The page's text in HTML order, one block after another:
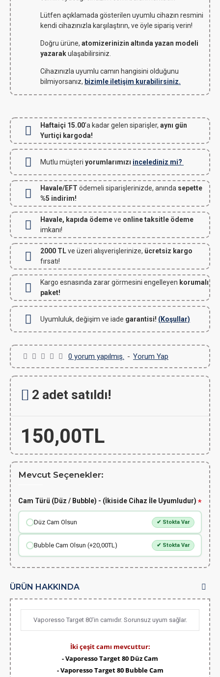
Lütfen açıklamada gösterilen uyumlu cihazın resmini
kendi cihazınızla karşılaştırın, ve öyle sipariş verin!
Doğru ürüne, atomizerinizin altında yazan modeli
yazarakulaşabilirsiniz.
Cihazınızla uyumlu camın hangisini olduğunu
bilmiyorsanız, bizimle iletişim kurabilirsiniz.
Haftaiçi 15.00'a kadar gelen siparişler, aynı gün
Yurtiçi kargoda!
Mutlu müşteri yorumlarımızı incelediniz mi?
Havale/EFT ödemeli siparişlerinizde, anında sepette
%5 indirim!
Havale, kapıda ödemeve online taksitle ödeme
imkanı!
2000 TLve üzeri alışverişlerinize, ücretsiz kargo
fırsatı!
Kargo esnasında zarar görmesini engelleyen korumalı
paket!
Uyumluluk, değişim ve iade garantisi! (Koşullar)
0 yorum yapılmış. - Yorum Yap
150,00TL
2 adet satıldı!
Mevcut Seçenekler:
Cam Türü (Düz / Bubble) - (İkiside Cihaz İle Uyumludur)
Düz Cam Olsun ✔ Stokta Var
Bubble Cam Olsun (+20,00TL) ✔ Stokta Var
ÜRÜN HAKKINDA
Vaporesso Target 80'in camıdır. Sorunsuz uyum sağlar.
İki çeşit camı mevcuttur:
- Vaporesso Target 80 Düz Cam
-Vaporesso Target 80Bubble Cam